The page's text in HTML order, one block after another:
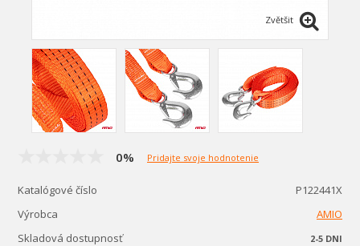
Zvětšit
0% Pridajte svoje hodnotenie
Katalógové číslo
P122441X
Výrobca
AMIO
Skladová dostupnosť
2-5 DNI